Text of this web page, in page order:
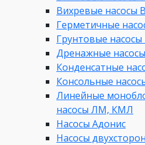
Вихревые насосы
Герметичные
Грунтовые
Дренажные
Конденсатные
Консольные
Линейные
насосы ЛМ, КМЛ
Насосы Адонис
Насосы